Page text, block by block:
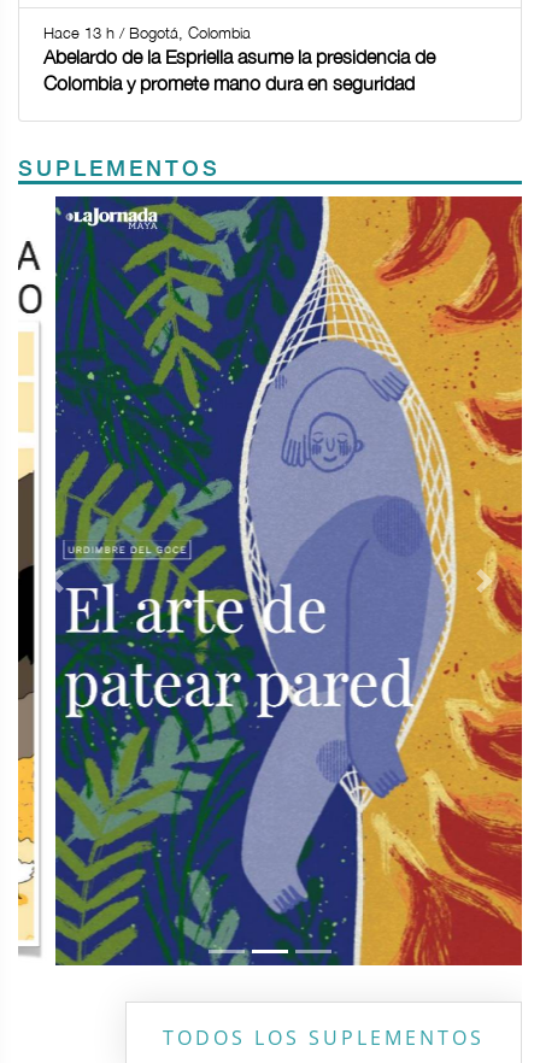
Hace 13 h / Bogotá, Colombia
Abelardo de la Espriella asume la presidencia de
Colombia y promete mano dura en seguridad
SUPLEMENTOS
Previous Next
TODOS LOS SUPLEMENTOS